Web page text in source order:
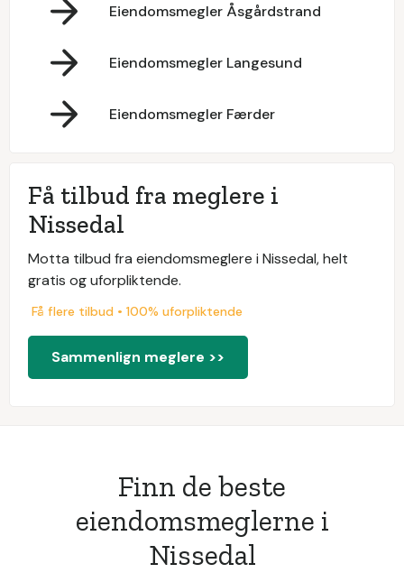
Eiendomsmegler Åsgårdstrand
Eiendomsmegler Langesund
Eiendomsmegler Færder
Få tilbud fra meglere i
Nissedal
Motta tilbud fra eiendomsmeglere i Nissedal, helt
gratis og uforpliktende.
Få flere tilbud • 100% uforpliktende
Sammenlign meglere >>
Finn de beste
eiendomsmeglerne i
Nissedal